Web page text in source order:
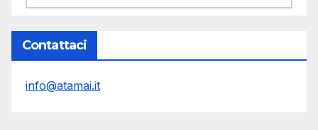
Contattaci
info@atamai.it